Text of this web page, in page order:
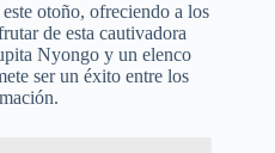
otoño, ofreciendo a los
de esta cautivadora
Nyongo y un elenco
ser un éxito entre los